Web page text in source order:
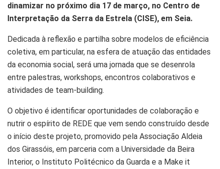
dinamizar no próximo dia 17 de março, no Centro de
Interpretação da Serra da Estrela (CISE), em Seia.
Dedicada à reflexão e partilha sobre modelos de eficiência
coletiva, em particular, na esfera de atuação das entidades
da economia social, será uma jornada que se desenrola
entre palestras, workshops, encontros colaborativos e
atividades de team-building.
O objetivo é identificar oportunidades de colaboração e
nutrir o espírito de REDE que vem sendo construído desde
o início deste projeto, promovido pela Associação Aldeia
dos Girassóis, em parceria com a Universidade da Beira
Interior, o Instituto Politécnico da Guarda e a Make it